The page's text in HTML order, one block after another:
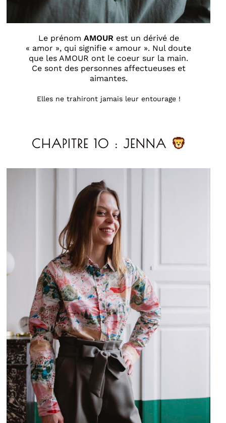
Le prénom AMOURest un dérivé de
« amor », qui signifie « amour ». Nul doute
que les AMOUR ont le coeur sur la main.
Ce sont des personnes affectueuses et
aimantes.
Elles ne trahiront jamais leur entourage !
CHAPITRE 10 : JENNA